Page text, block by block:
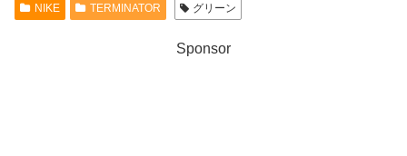
NIKE TERMINATOR グリーン
Sponsor